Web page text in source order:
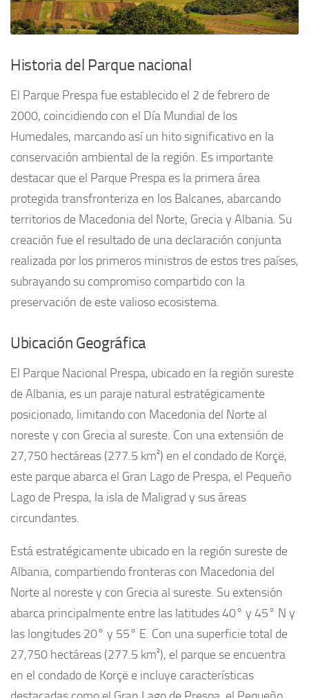
Historia del Parque nacional
El Parque Prespa fue establecido el 2 de febrero de
2000, coincidiendo con el Día Mundial de los
Humedales, marcando así un hito significativo en la
conservación ambiental de la región. Es importante
destacar que el Parque Prespa es la primera área
protegida transfronteriza en los Balcanes, abarcando
territorios de Macedonia del Norte, Grecia y Albania. Su
creación fue el resultado de una declaración conjunta
realizada por los primeros ministros de estos tres países,
subrayando su compromiso compartido con la
preservación de este valioso ecosistema.
Ubicación Geográfica
El Parque Nacional Prespa, ubicado en la región sureste
de Albania, es un paraje natural estratégicamente
posicionado, limitando con Macedonia del Norte al
noreste y con Grecia al sureste. Con una extensión de
27,750 hectáreas (277.5 km²) en el condado de Korçë,
este parque abarca el Gran Lago de Prespa, el Pequeño
Lago de Prespa, la isla de Maligrad y sus áreas
circundantes.
Está estratégicamente ubicado en la región sureste de
Albania, compartiendo fronteras con Macedonia del
Norte al noreste y con Grecia al sureste. Su extensión
abarca principalmente entre las latitudes 40° y 45° N y
las longitudes 20° y 55° E. Con una superficie total de
27,750 hectáreas (277.5 km²), el parque se encuentra
en el condado de Korçë e incluye características